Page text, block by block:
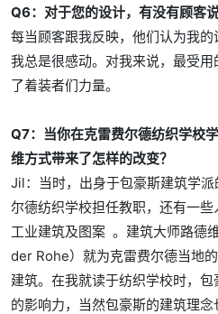
Q6：对于您的设计，有没有顾客
每当顾客跟我反映，他们认为我的
我总是很感动。对我来说，最受
了着装者们力量。
Q7：当你在克雷费尔德纺织学校
维方式带来了怎样的改变？
Jil：当时，出身于包豪斯建筑学
尔德纺织学校担任教职，还有一
工业建筑及图案 。建筑大师路德
der Rohe）就为克雷费尔德当地
建筑。在我就读于纺织学校时，
的影响力，当然包豪斯的建筑理